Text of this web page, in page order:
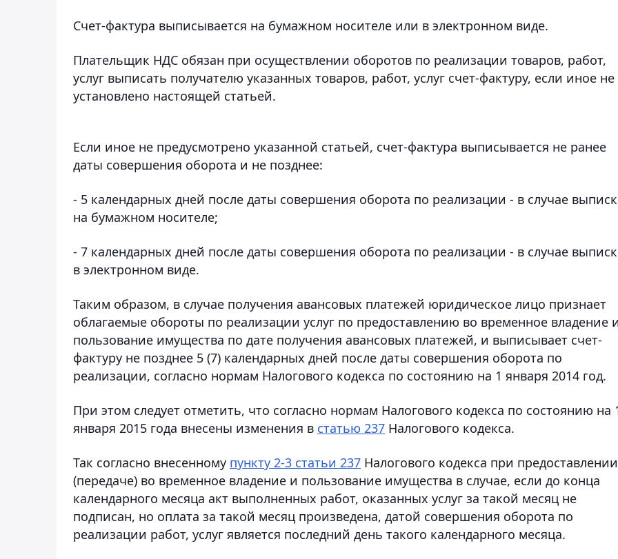
Счет-фактура выписывается на бумажном носителе или в электронном виде.
Плательщик НДС обязан при осуществлении оборотов по реализации товаров, работ,
услуг выписать получателю указанных товаров, работ, услуг счет-фактуру, если иное не
установлено настоящей статьей.
Если иное не предусмотрено указанной статьей, счет-фактура выписывается не ранее
даты совершения оборота и не позднее:
- 5 календарных дней после даты совершения оборота по реализации - в случае
на бумажном носителе;
- 7 календарных дней после даты совершения оборота по реализации - в случае
в электронном виде.
Таким образом, в случае получения авансовых платежей юридическое лицо признает
облагаемые обороты по реализации услуг по предоставлению во временное владение
пользование имущества по дате получения авансовых платежей, и выписывает счет-
фактуру не позднее 5 (7) календарных дней после даты совершения оборота по
реализации, согласно нормам Налогового кодекса по состоянию на 1 января 2014 год.
При этом следует отметить, что согласно нормам Налогового кодекса по состоянию на
января 2015 года внесены изменения в статью 237 Налогового кодекса.
Так согласно внесенному пункту 2-3 статьи 237 Налогового кодекса при предоставлении
(передаче) во временное владение и пользование имущества в случае, если до конца
календарного месяца акт выполненных работ, оказанных услуг за такой месяц не
подписан, но оплата за такой месяц произведена, датой совершения оборота по
реализации работ, услуг является последний день такого календарного месяца.